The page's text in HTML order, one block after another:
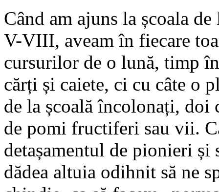
Când am ajuns la școala
V-VIII, aveam în fiecare
cursurilor de o lună, timp
cărți și caiete, ci cu câte o
de la școală încolonați, doi
de pomi fructiferi sau vii.
detașamentul de pionieri
dădea altuia odihnit să ne